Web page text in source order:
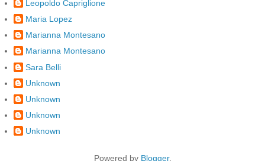
Leopoldo Capriglione
Maria Lopez
Marianna Montesano
Marianna Montesano
Sara Belli
Unknown
Unknown
Unknown
Unknown
Powered by Blogger.